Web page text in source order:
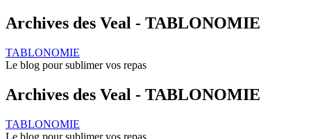
Archives des Veal - TABLONOMIE
TABLONOMIE
Le blog pour sublimer vos repas
Archives des Veal - TABLONOMIE
TABLONOMIE
Le blog pour sublimer vos repas